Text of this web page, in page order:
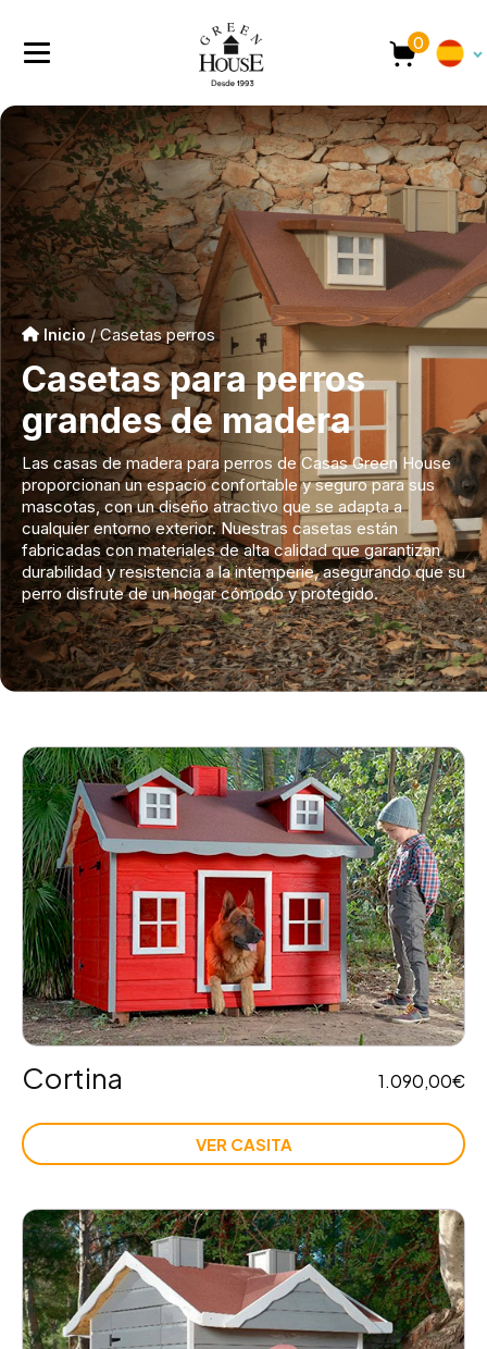
0
Inicio / Casetas perros
Casetas para perros
grandes de madera
Las casas de madera para perros de Casas Green House
proporcionan un espacio confortable y seguro para sus
mascotas, con un diseño atractivo que se adapta a
cualquier entorno exterior. Nuestras casetas están
fabricadas con materiales de alta calidad que garantizan
durabilidad y resistencia a la intemperie, asegurando que su
perro disfrute de un hogar cómodo y protegido.
Cortina 1.090,00€
VER CASITA